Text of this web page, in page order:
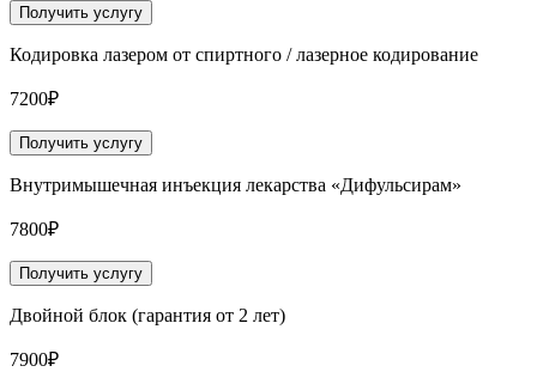
Получить услугу
Кодировка лазером от спиртного / лазерное кодирование
7200₽
Получить услугу
Внутримышечная инъекция лекарства «Дифульсирам»
7800₽
Получить услугу
Двойной блок (гарантия от 2 лет)
7900₽